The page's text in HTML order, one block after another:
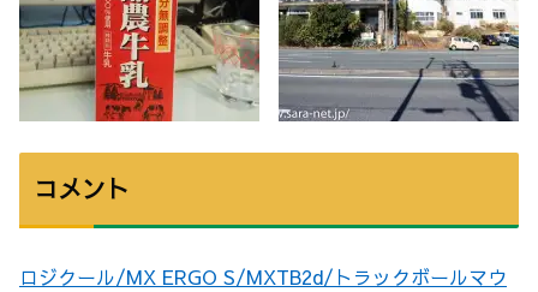
コメント
ロジクール/MX ERGO S/MXTB2d/トラックボールマウ